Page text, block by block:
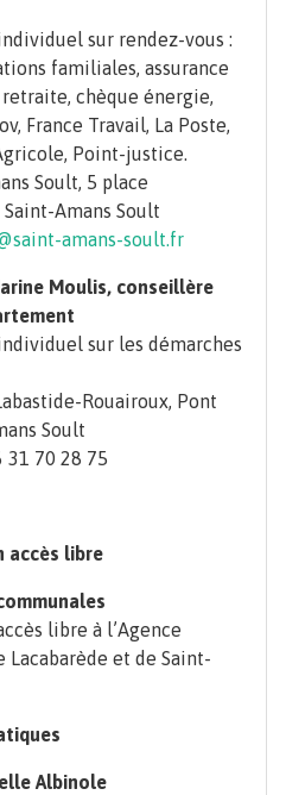
sur rendez-vous :
familiales, assurance
chèque énergie,
France Travail, La Poste,
Point-justice.
Soult, 5 place
Amans Soult
amans-soult.fr
Moulis, conseillère
sur les démarches
Rouairoux, Pont
Soult
31 70 28 75
accès libre
libre à l’Agence
Lacabarède et de Saint-
Albinole